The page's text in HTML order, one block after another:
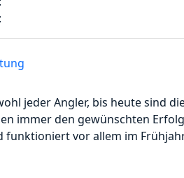
jeder Angler, bis heute sind
immer den gewünschten
vor allem im